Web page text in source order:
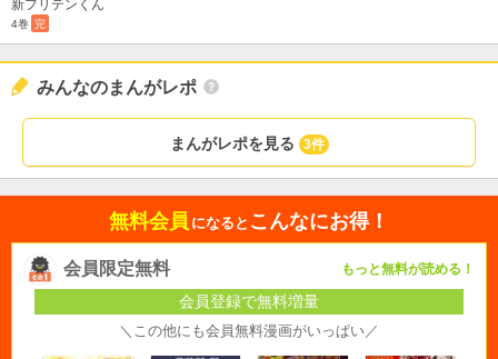
新フリテンくん
4巻 完
みんなのまんがレポ
まんがレポを見る 3件
無料会員 になると こんなにお得！
会員限定無料 もっと無料が読める！
会員登録で無料増量
＼この他にも会員無料漫画がいっぱい／